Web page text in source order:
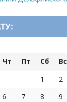
Чт Пт Сб
Вс
1
2
6 7 8
9